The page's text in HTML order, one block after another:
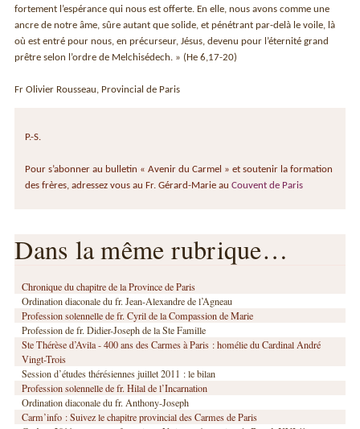
fortement l’espérance qui nous est offerte. En elle, nous avons comme une
ancre de notre âme, sûre autant que solide, et pénétrant par-delà le voile, là
où est entré pour nous, en précurseur, Jésus, devenu pour l’éternité grand
prêtre selon l’ordre de Melchisédech. » (He 6,17-20)
Fr Olivier Rousseau, Provincial de Paris
P.-S.
Pour s’abonner au bulletin « Avenir du Carmel » et soutenir la formation
des frères, adressez vous au Fr. Gérard-Marie auCouvent de Paris
Dans la même rubrique…
Chronique du chapitre de la Province de Paris
Ordination diaconale du fr. Jean-Alexandre de l’Agneau
Profession solennelle de fr. Cyril de la Compassion de Marie
Profession de fr. Didier-Joseph de la Ste Famille
Ste Thérèse d’Avila - 400 ans des Carmes à Paris : homélie du Cardinal André
Vingt-Trois
Session d’études thérésiennes juillet 2011 : le bilan
Profession solennelle de fr. Hilal de l’Incarnation
Ordination diaconale du fr. Anthony-Joseph
Carm’info : Suivez le chapitre provincial des Carmes de Paris